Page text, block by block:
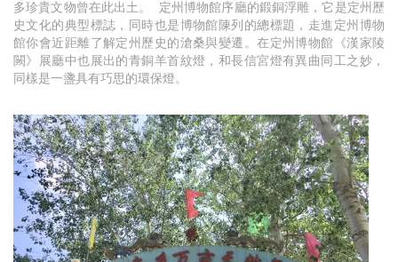
多珍貴文物曾在此出土。 定州博物館序廳的鍛銅浮雕，它是定州歷
史文化的典型標誌，同時也是博物館陳列的總標題，走進定州博物
館你會近距離了解定州歷史的滄桑與變遷。在定州博物館《漢家陵
闕》展廳中也展出的青銅羊首紋燈，和長信宮燈有異曲同工之妙，
同樣是一盞具有巧思的環保燈。